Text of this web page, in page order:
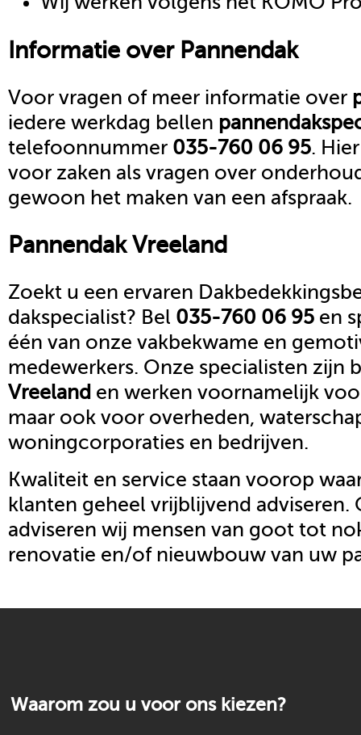
Informatie over Pannendak
Voor vragen of meer informatie over
iedere werkdag bellen pannendak
telefoonnummer 035-760 06 95.
voor zaken als vragen over
gewoon het maken van een afspraak.
PannendakVreeland
Zoekt u een ervaren
dakspecialist? Bel 035-760 06 95 en
één van onze vakbekwame en
medewerkers. Onze specialisten zijn
Vreeland en werken voornamelijk
maar ook voor overheden,
woningcorporaties en bedrijven.
Kwaliteit en service staan voorop
klanten geheel vrijblijvend adviseren.
adviseren wij mensen van goot tot
renovatie en/of nieuwbouw van uw
Waarom zou u voor ons kiezen?